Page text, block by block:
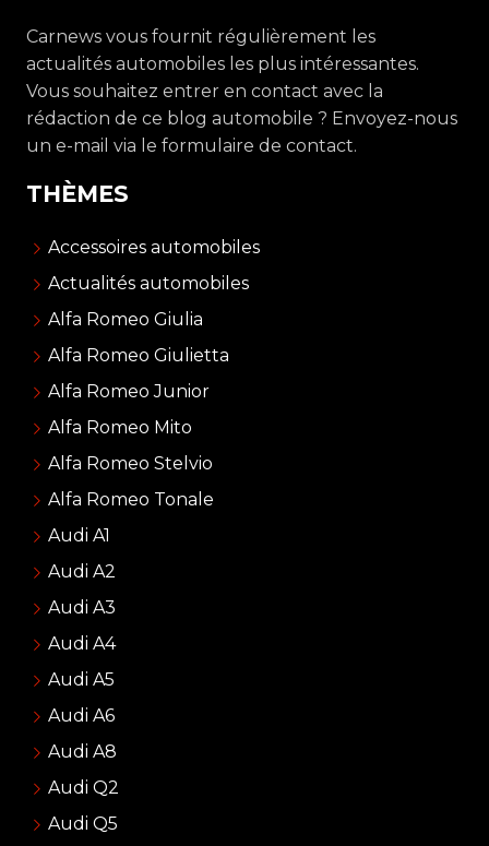
Carnews vous fournit régulièrement les
actualités automobiles les plus intéressantes.
Vous souhaitez entrer en contact avec la
rédaction de ce blog automobile ? Envoyez-nous
un e-mail via le formulaire de contact.
THÈMES
Accessoires automobiles
Actualités automobiles
Alfa Romeo Giulia
Alfa Romeo Giulietta
Alfa Romeo Junior
Alfa Romeo Mito
Alfa Romeo Stelvio
Alfa Romeo Tonale
Audi A1
Audi A2
Audi A3
Audi A4
Audi A5
Audi A6
Audi A8
Audi Q2
Audi Q5